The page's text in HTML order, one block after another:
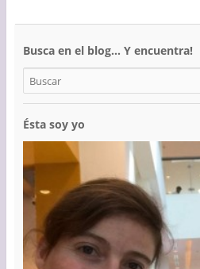
Busca en el blog… Y encuentra!
Ésta soy yo